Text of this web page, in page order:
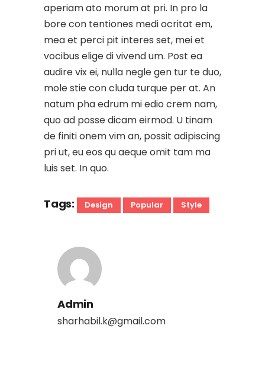
aperiam ato morum at pri. In pro la
bore con tentiones medi ocritat em,
mea et perci pit interes set, mei et
vocibus elige di vivend um. Post ea
audire vix ei, nulla negle gen tur te duo,
mole stie con cluda turque per at. An
natum pha edrum mi edio crem nam,
quo ad posse dicam eirmod. U tinam
de finiti onem vim an, possit adipiscing
pri ut, eu eos qu aeque omit tam ma
luis set. In quo.
Tags: Design Popular Style
Admin
sharhabil.k@gmail.com